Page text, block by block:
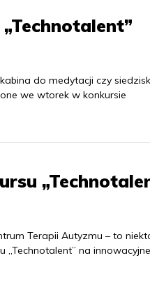
do medytacji czy
we wtorek w konkursie
Terapii Autyzmu – to
na innowacyjne